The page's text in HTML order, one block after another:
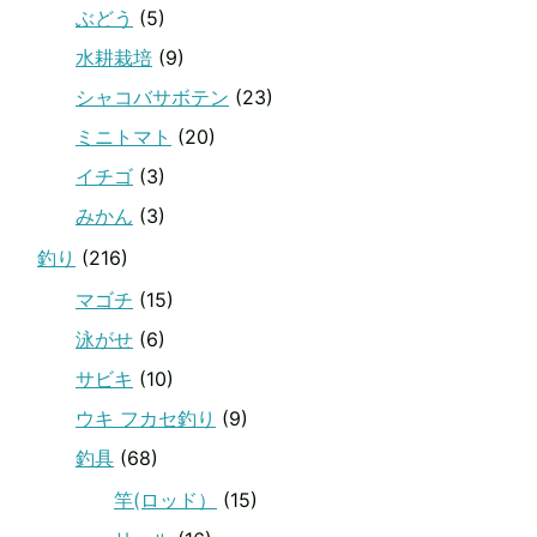
ぶどう (5)
水耕栽培 (9)
シャコバサボテン (23)
ミニトマト (20)
イチゴ (3)
みかん (3)
釣り (216)
マゴチ (15)
泳がせ (6)
サビキ (10)
ウキ フカセ釣り (9)
釣具 (68)
竿(ロッド）
(15)